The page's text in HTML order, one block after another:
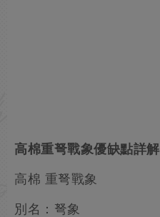
高棉重弩戰象優缺點詳解
高棉 重弩戰象
別名：弩象